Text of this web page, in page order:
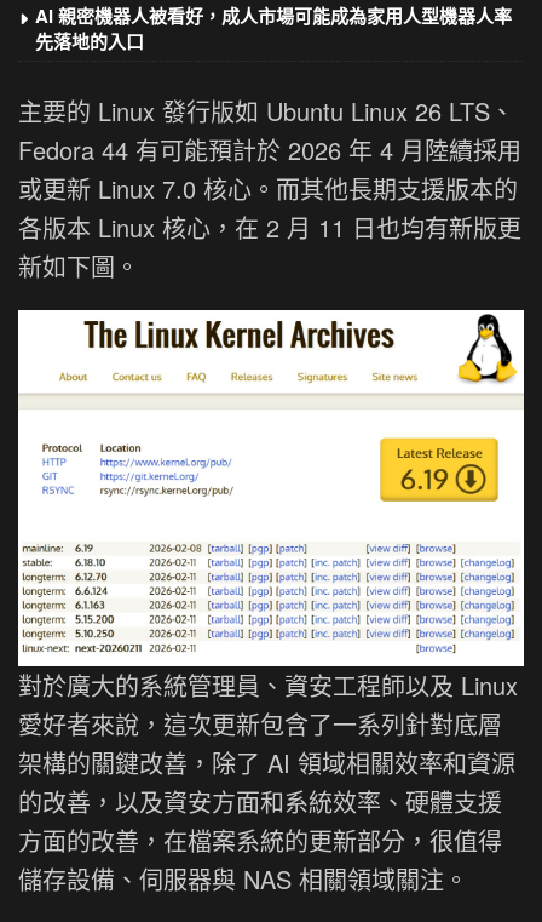
AI 親密機器人被看好，成人市場可能成為家用人型機器人率
先落地的入口
主要的 Linux 發行版如 Ubuntu Linux 26 LTS、
Fedora 44 有可能預計於 2026 年 4 月陸續採用
或更新 Linux 7.0 核心。而其他長期支援版本的
各版本 Linux 核心，在 2 月 11 日也均有新版更
新如下圖。
對於廣大的系統管理員、資安工程師以及 Linux
愛好者來說，這次更新包含了一系列針對底層
架構的關鍵改善，除了 AI 領域相關效率和資源
的改善，以及資安方面和系統效率、硬體支援
方面的改善，在檔案系統的更新部分，很值得
儲存設備、伺服器與 NAS 相關領域關注。